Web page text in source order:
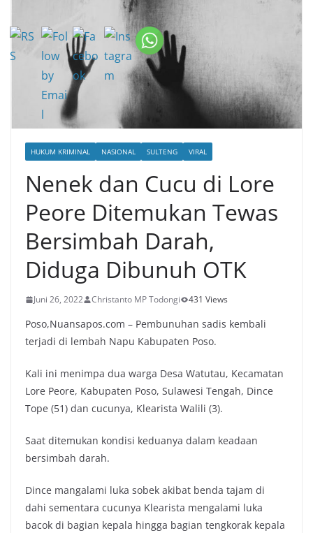
HUKUM KRIMINAL NASIONAL SULTENG VIRAL
Nenek dan Cucu di Lore
Peore Ditemukan Tewas
Bersimbah Darah,
Diduga Dibunuh OTK
Juni 26, 2022 Christanto MP Todongi 431 Views
Poso,Nuansapos.com – Pembunuhan sadis kembali
terjadi di lembah Napu Kabupaten Poso.
Kali ini menimpa dua warga Desa Watutau, Kecamatan
Lore Peore, Kabupaten Poso, Sulawesi Tengah, Dince
Tope (51) dan cucunya, Klearista Walili (3).
Saat ditemukan kondisi keduanya dalam keadaan
bersimbah darah.
Dince mangalami luka sobek akibat benda tajam di
dahi sementara cucunya Klearista mengalami luka
bacok di bagian kepala hingga bagian tengkorak kepala